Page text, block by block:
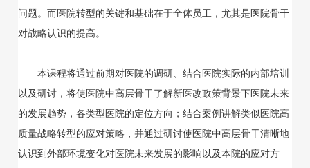
问题。而医院转型的关键和基础在于全体员工，尤其是医院骨干
对战略认识的提高。
本课程将通过前期对医院的调研、结合医院实际的内部培训
以及研讨，将使医院中高层骨干了解新医改政策背景下医院未来
的发展趋势，各类型医院的定位方向；结合案例讲解类似医院高
质量战略转型的应对策略，并通过研讨使医院中高层骨干清晰地
认识到外部环境变化对医院未来发展的影响以及本院的应对方